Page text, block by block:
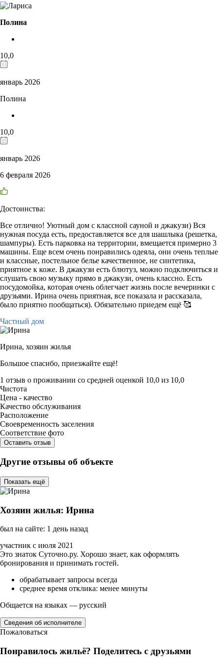
Полина
10,0
январь 2026
Полина
10,0
январь 2026
6 февраля 2026
Достоинства:
Все отлично! Уютный дом с классной сауной и джакузи) Вся
нужная посуда есть, предоставляется все для шашлыка (решетка,
шампуры). Есть парковка на территории, вмещается примерно 3
машины. Еще всем очень понравились одеяла, они очень теплые
и классные, постельное белье качественное, не синтетика,
приятное к коже. В джакузи есть блютуз, можно подключиться и
слушать свою музыку прямо в джакузи, очень классно. Есть
посудомойка, которая очень облегчает жизнь после вечеринки с
друзьями. Ирина очень приятная, все показала и рассказала,
было приятно пообщаться). Обязательно приедем ещё 🥰
Частный дом
Ирина, хозяин жилья
Большое спасибо, приезжайте ещё!
1 отзыв о проживании со средней оценкой 10,0 из 10,0
Чистота
Цена - качество
Качество обслуживания
Расположение
Своевременность заселения
Соответствие фото
Оставить отзыв
Другие отзывы об объекте
Показать ещё
Хозяин жилья: Ирина
был на сайте: 1 день назад
участник с июля 2021
Это знаток Суточно.ру. Хорошо знает, как оформлять
бронирования и принимать гостей.
обрабатывает запросы всегда
среднее время отклика: менее минуты
Общается на языках — русский
Сведения об исполнителе
Пожаловаться
Понравилось жильё? Поделитесь с друзьями